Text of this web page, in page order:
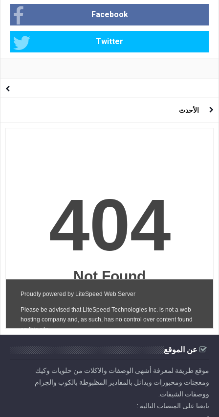
Facebook
Twitter
الأحدث
عن الموقع
موقع طريقة لمعرفة أشهى الوصفات والاكلات من حلويات وكيك
ومعجنات ومخبوزات وبدائل بالمقادير المظبوطة بالكوب والجرام
ووصفات الشيفات.
تابعنا على المنصات التالية :